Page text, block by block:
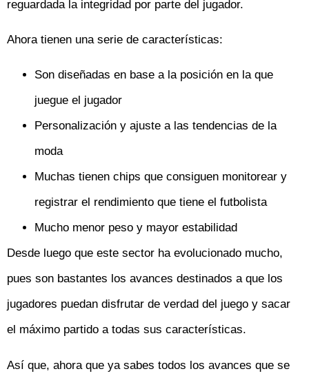
reguardada la integridad por parte del jugador.
Ahora tienen una serie de características:
Son diseñadas en base a la posición en la que
juegue el jugador
Personalización y ajuste a las tendencias de la
moda
Muchas tienen chips que consiguen monitorear y
registrar el rendimiento que tiene el futbolista
Mucho menor peso y mayor estabilidad
Desde luego que este sector ha evolucionado mucho,
pues son bastantes los avances destinados a que los
jugadores puedan disfrutar de verdad del juego y sacar
el máximo partido a todas sus características.
Así que, ahora que ya sabes todos los avances que se